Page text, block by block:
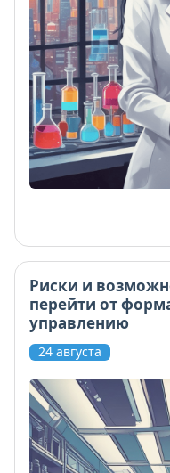
Риски и
перейти от
управлению
24 августа